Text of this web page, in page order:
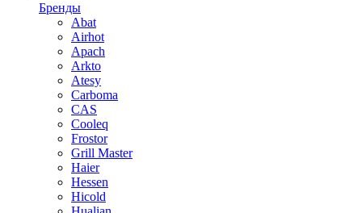
Бренды
Abat
Airhot
Apach
Arkto
Atesy
Carboma
CAS
Cooleq
Frostor
Grill Master
Haier
Hessen
Hicold